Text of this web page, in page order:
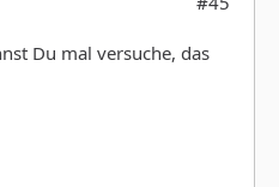
Du mal versuche, das